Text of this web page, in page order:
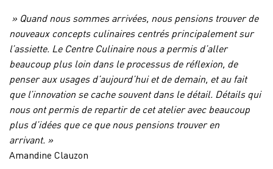
» Quand nous sommes arrivées, nous pensions trouver de
nouveaux concepts culinaires centrés principalement sur
l’assiette. Le Centre Culinaire nous a permis d’aller
beaucoup plus loin dans le processus de réflexion, de
penser aux usages d’aujourd’hui et de demain, et au fait
que l’innovation se cache souvent dans le détail. Détails qui
nous ont permis de repartir de cet atelier avec beaucoup
plus d’idées que ce que nous pensions trouver en
arrivant. »
Amandine Clauzon